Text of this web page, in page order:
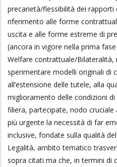
precarietà/flessibilità dei
riferimento alle forme
uscita e alle forme estreme di
(ancora in vigore nella prima
Welfare contrattuale/
sperimentare modelli originali di
all’estensione delle tutele, alla
miglioramento delle condizioni
filiera, partecipate, nodo
più urgente la necessità di far
inclusive, fondate sulla qualità
Legalità, ambito tematico
sopra citati ma che, in termini di